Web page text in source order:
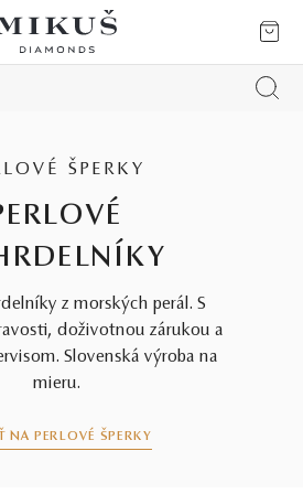
ŠPERKY
z morských perál. S
doživotnou zárukou a
Slovenská výroba na
mieru.
NA PERLOVÉ ŠPERKY